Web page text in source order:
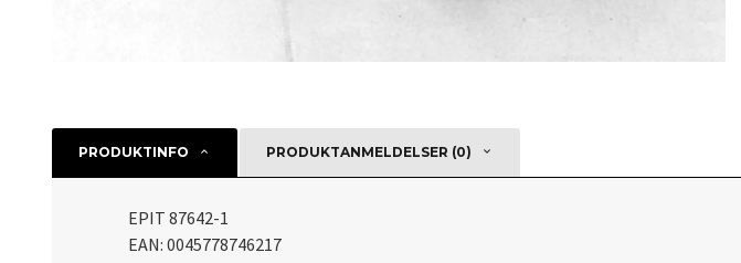
PRODUKTINFO PRODUKTANMELDELSER (0)
EPIT 87642-1
EAN: 0045778746217